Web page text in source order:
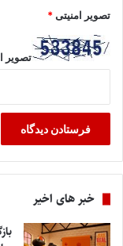
تصویر امنیتی*
تصویر
خبر های اخیر